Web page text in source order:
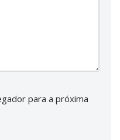
para a próxima